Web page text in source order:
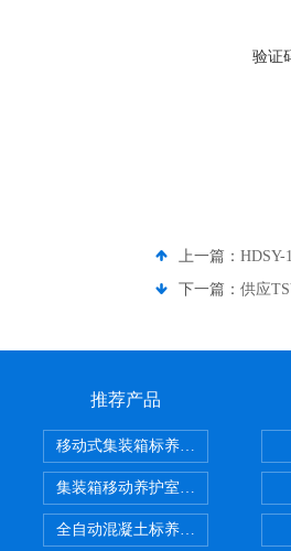
验证
上一篇：
下一篇： 供应
推荐产品
移动式集装箱标养室 养护室设备
集装箱移动养护室 标养室
全自动混凝土标养室恒温恒湿设备